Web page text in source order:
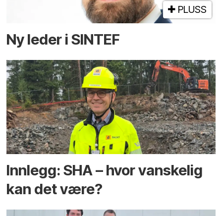
PLUSS
Ny leder i SINTEF
Innlegg: SHA – hvor vanskelig
kan det være?